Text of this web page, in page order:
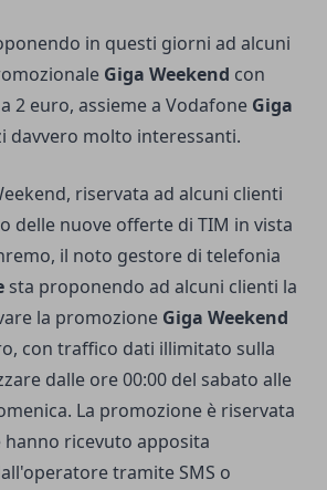
in questi giorni ad alcuni
Giga Weekend con
2 euro, assieme a Vodafone Giga
davvero molto interessanti.
riservata ad alcuni clienti
delle nuove offerte di TIM in vista
, il noto gestore di telefonia
sta proponendo ad alcuni clienti la
la promozione Giga Weekend
con traffico dati illimitato sulla
dalle ore 00:00 del sabato alle
La promozione è riservata
hanno ricevuto apposita
tramite SMS o